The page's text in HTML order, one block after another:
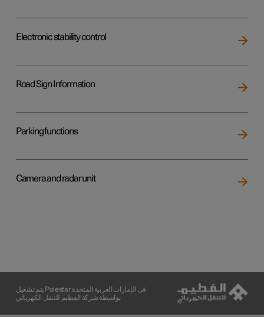
Electronic stability control
Road Sign Information
Parking functions
Camera and radar unit
يتم تشغيل Polestar في الإمارات العربية المتحدة
بواسطة شركة الفطيم للتنقل الكهربائي